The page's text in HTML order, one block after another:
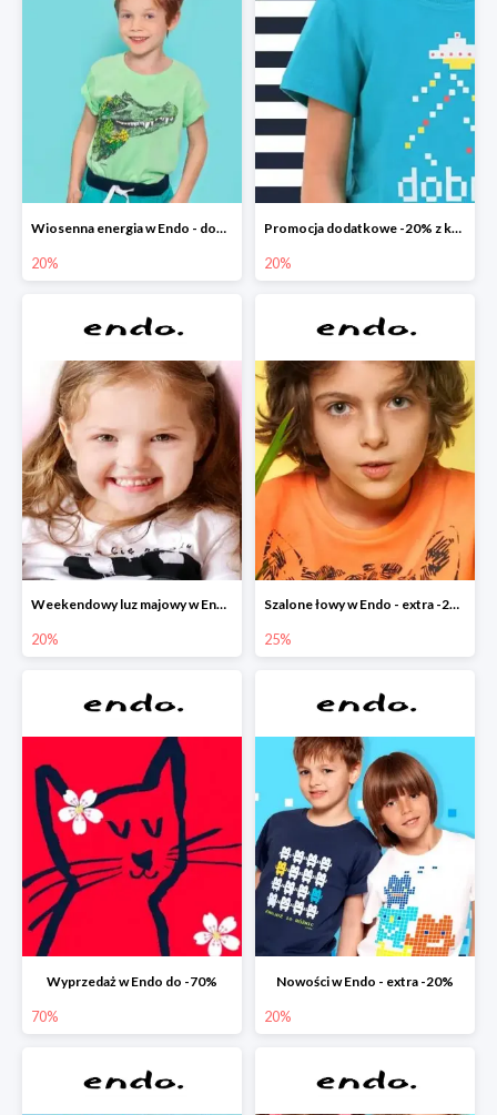
Wiosenna energia w Endo - dodatkowe -20%
20%
Promocja dodatkowe -20% z kodem
20%
Weekendowy luz majowy w Endo - dodatkowe -20% na wszystko
20%
Szalone łowy w Endo - extra -25% na nowości
25%
Wyprzedaż w Endo do -70%
70%
Nowości w Endo - extra -20%
20%